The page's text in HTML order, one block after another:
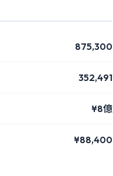
875,300
352,491
¥8億
¥88,400